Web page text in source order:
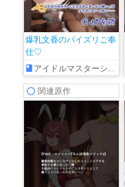
爆乳文香のパイズリご奉
仕♡
アイドルマスターシャイニーカラーズ
関連原作